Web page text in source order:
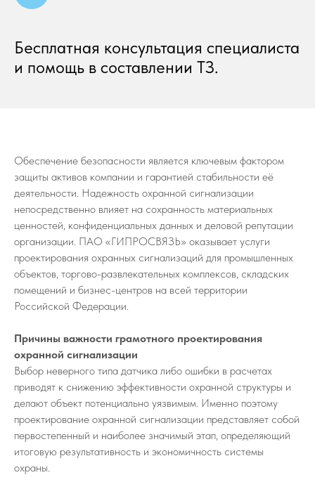
Бесплатная консультация специалиста
и помощь в составлении ТЗ.
Обеспечение безопасности является ключевым фактором
защиты активов компании и гарантией стабильности её
деятельности. Надежность охранной сигнализации
непосредственно влияет на сохранность материальных
ценностей, конфиденциальных данных и деловой репутации
организации. ПАО «ГИПРОСВЯЗЬ» оказывает услуги
проектирования охранных сигнализаций для промышленных
объектов, торгово-развлекательных комплексов, складских
помещений и бизнес-центров на всей территории
Российской Федерации.
Причины важности грамотного проектирования
охранной сигнализации
Выбор неверного типа датчика либо ошибки в расчетах
приводят к снижению эффективности охранной структуры и
делают объект потенциально уязвимым. Именно поэтому
проектирование охранной сигнализации представляет собой
первостепенный и наиболее значимый этап, определяющий
итоговую результативность и экономичность системы
охраны.